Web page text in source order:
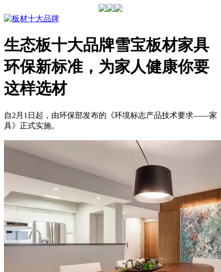
生态板十大品牌雪宝板材家具
环保新标准，为家人健康你要
这样选材
自2月1日起，由环保部发布的《环境标志产品技术要求——家
具》正式实施。